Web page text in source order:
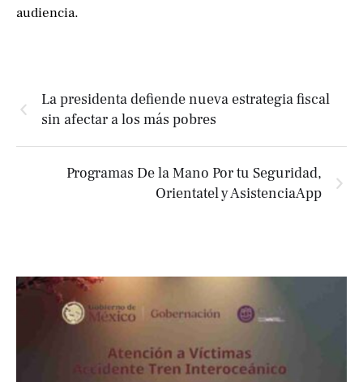
audiencia.
La presidenta defiende nueva estrategia fiscal
sin afectar a los más pobres
Programas De la Mano Por tu Seguridad,
Orientatel y AsistenciaApp